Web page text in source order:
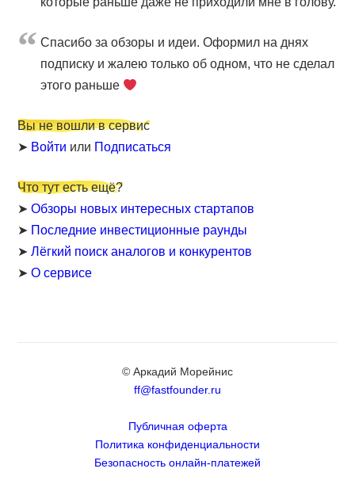
Cпасибо за обзоры и идеи. Оформил на днях
подписку и жалею только об одном, что не сделал
этого раньше
Вы не вошли в сервис
➤ Войти или Подписаться
Что тут есть ещё?
➤Обзоры новых интересных стартапов
➤ Последние инвестиционные раунды
➤Лёгкий поиск аналогов и конкурентов
➤О сервисе
© Аркадий Морейнис
ff@fastfounder.ru
Публичная оферта
Политика конфиденциальности
Безопасность онлайн-платежей